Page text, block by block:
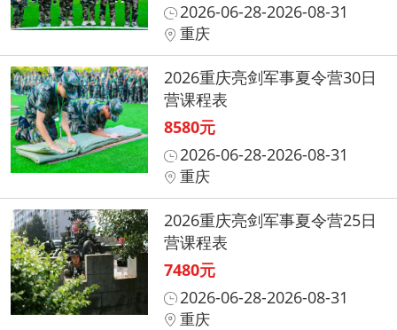
2026-06-28-2026-08-31
重庆
2026重庆亮剑军事夏令营30日
营课程表
8580元
2026-06-28-2026-08-31
重庆
2026重庆亮剑军事夏令营25日
营课程表
7480元
2026-06-28-2026-08-31
重庆